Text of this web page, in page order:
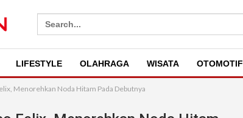
Search
for:
LIFESTYLE OLAHRAGA WISATA OTOMOTIF
Menorehkan Noda Hitam Pada Debutnya